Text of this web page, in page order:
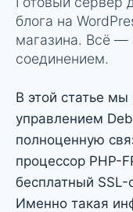
блога на
магазина. Всё —
соединением.
В этой статье
управлением
полноценную
процессор PHP-
бесплатный SSL-
Именно такая